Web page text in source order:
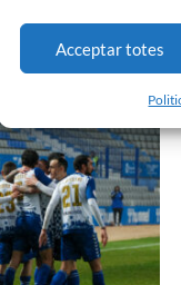
Acceptar totes